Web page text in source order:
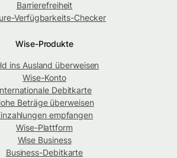
Barrierefreiheit
Verfügbarkeits-Checker
Wise-Produkte
ins Ausland überweisen
Wise-Konto
Debitkarte
Beträge überweisen
empfangen
Wise-Plattform
Wise Business
Business-Debitkarte